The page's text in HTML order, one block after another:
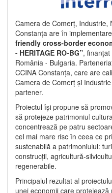
Camera de Comerț, Industrie,
Constanța are în
friendly cross-border
- HERITAGE RO-BG”,
România - Bulgaria.
CCINA Constanța, care are
Camera de Comerț și
partener.
Proiectul își propune să
să protejeze patrimoniul
concentrează pe patru
cel mai mare risc în ceea ce
sustenabilă a patrimoniului:
construcții, agricultură-
regenerabile.
Principalul rezultat al
unei economii care